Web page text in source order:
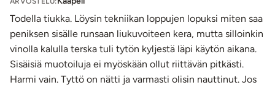
noin 17 senttiä pitkä.
sekä nystyrät tuottavat ihanaa puristusta ja
stimulaatiota penikseen . Kun vesipohjaista liukuvoidetta
on riittämiin, saat Isabelin kanssa ainutlaatuiset kyydit,
vaikka jalkateristä tai terhakoista rinnoista kiinni pitämällä.
TPR on materiaalina kimmoisa, joustava ja aina
Todella tiukka. Löysin tekniikan loppujen lopuksi miten saa
peniksen sisälle runsaan liukuvoiteen kera, mutta silloinkin
vinolla kalulla terska tuli tytön kyljestä läpi käytön aikana.
Sisäisiä muotoiluja ei myöskään ollut riittävän pitkästi.
Harmi vain. Tyttö on nätti ja varmasti olisin nauttinut. Jos